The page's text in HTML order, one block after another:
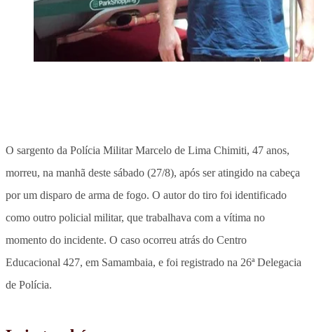
O sargento da Polícia Militar Marcelo de Lima Chimiti, 47 anos,
morreu, na manhã deste sábado (27/8), após ser atingido na cabeça
por um disparo de arma de fogo. O autor do tiro foi identificado
como outro policial militar, que trabalhava com a vítima no
momento do incidente. O caso ocorreu atrás do Centro
Educacional 427, em Samambaia, e foi registrado na 26ª Delegacia
de Polícia.